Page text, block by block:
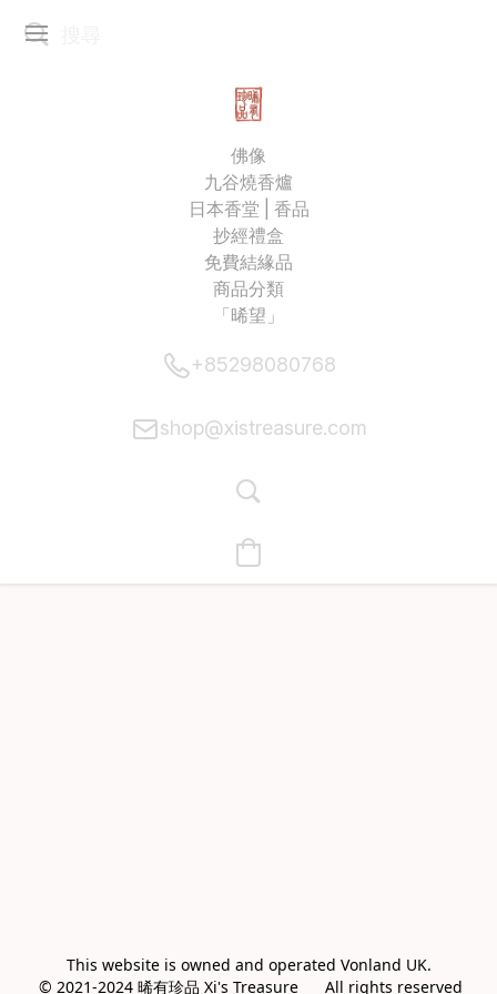
佛像
九谷燒香爐
日本香堂 | 香品
抄經禮盒
免費結緣品
商品分類
「晞望」
+85298080768
shop@xistreasure.com
This website is owned and operated Vonland UK.
© 2021-2024 晞有珍品 Xi's Treasure      All rights reserved